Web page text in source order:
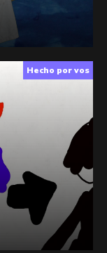
Hecho por vos